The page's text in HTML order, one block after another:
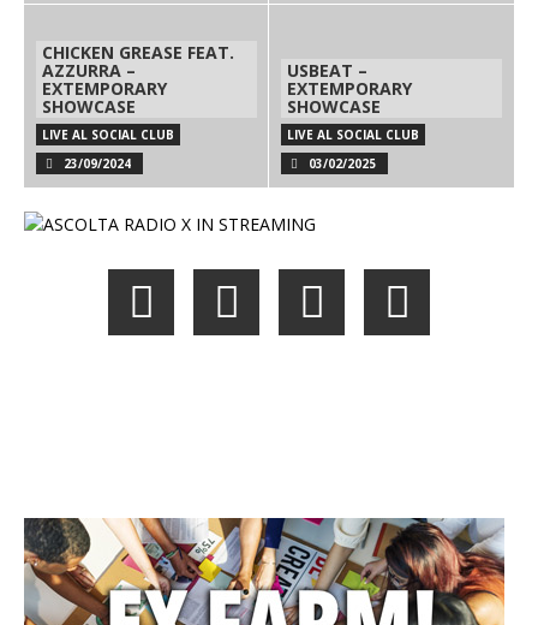
CHICKEN GREASE FEAT.
AZZURRA –
EXTEMPORARY
SHOWCASE
LIVE AL SOCIAL CLUB
23/09/2024
USBEAT –
EXTEMPORARY
SHOWCASE
LIVE AL SOCIAL CLUB
03/02/2025